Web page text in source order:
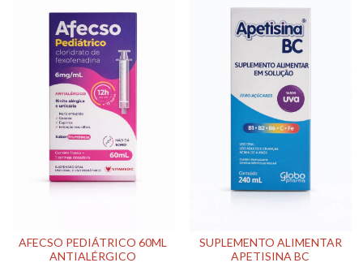
AFECSO PEDIÁTRICO 60ML
ANTIALÉRGICO
SUPLEMENTO ALIMENTAR
APETISINA BC